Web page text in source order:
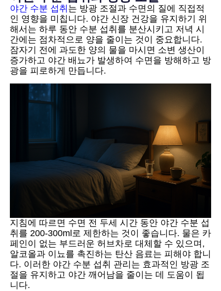
야간 수분 섭취 는 방광 조절과 수면의 질에 직접적
인 영향을 미칩니다. 야간 신장 건강을 유지하기 위
해서는 하루 동안 수분 섭취를 분산시키고 저녁 시
간에는 점차적으로 양을 줄이는 것이 중요합니다.
잠자기 전에 과도한 양의 물을 마시면 소변 생산이
증가하고 야간 배뇨가 발생하여 수면을 방해하고 방
광을 피로하게 만듭니다.
지침에 따르면 수면 전 두세 시간 동안 야간 수분 섭
취를 200-300ml로 제한하는 것이 좋습니다. 물은 카
페인이 없는 부드러운 허브차로 대체할 수 있으며,
알코올과 이뇨를 촉진하는 탄산 음료는 피해야 합니
다. 이러한 야간 수분 섭취 관리는 효과적인 방광 조
절을 유지하고 야간 깨어남을 줄이는 데 도움이 됩
니다.